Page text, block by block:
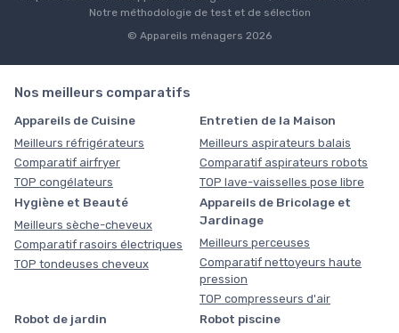
Notre méthodologie de test et de sélection
© Appareils ménagers 2026
Nos meilleurs comparatifs
Appareils de Cuisine
Meilleurs réfrigérateurs
Comparatif airfryer
TOP congélateurs
Entretien de la Maison
Meilleurs aspirateurs balais
Comparatif aspirateurs robots
TOP lave-vaisselles pose libre
Hygiène et Beauté
Meilleurs sèche-cheveux
Comparatif rasoirs électriques
TOP tondeuses cheveux
Appareils de Bricolage et
Jardinage
Meilleurs perceuses
Comparatif nettoyeurs haute
pression
TOP compresseurs d'air
Robot de jardin Robot piscine